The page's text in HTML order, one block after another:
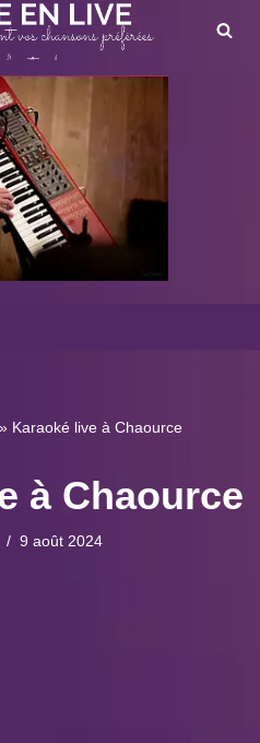
» Karaoké live à Chaource
à Chaource
9 août 2024